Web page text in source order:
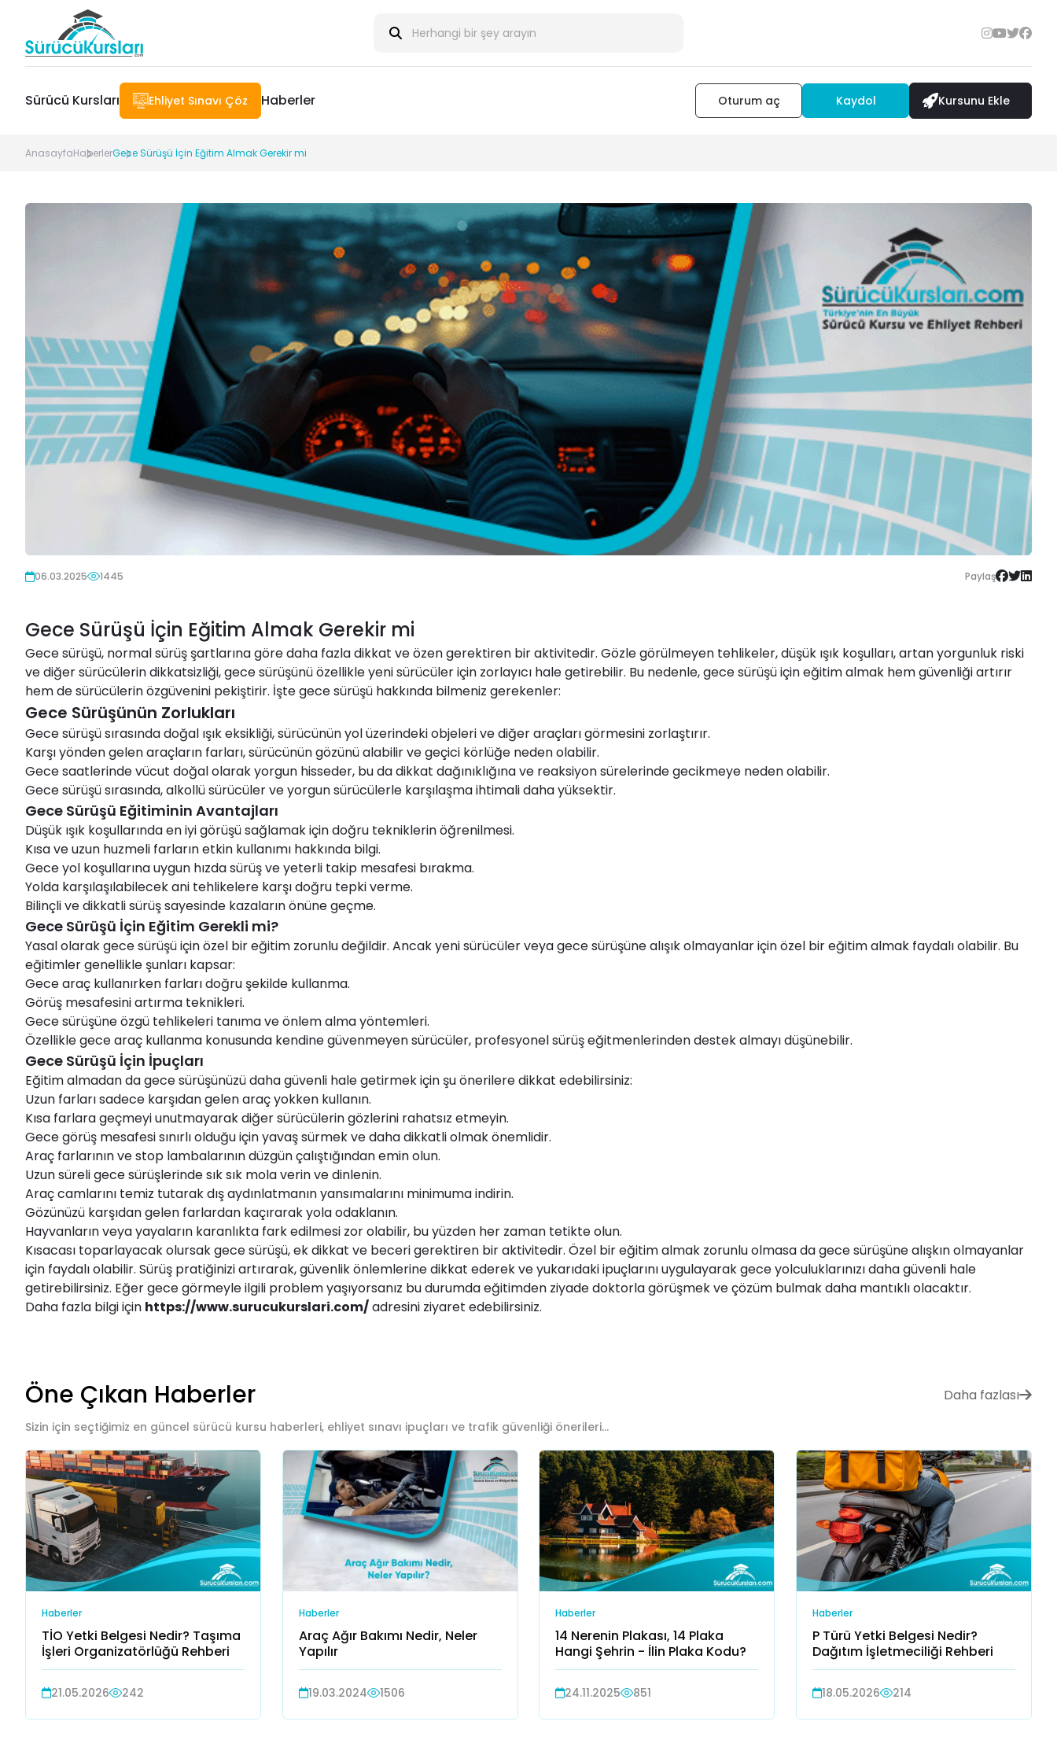
Sürücü Kursları Ehliyet Sınavı Çöz Haberler Oturum aç Kaydol Kursunu Ekle
AnasayfaHaberlerGece Sürüşü İçin Eğitim Almak Gerekir mi
06.03.2025 1445 Paylaş
Gece Sürüşü İçin Eğitim Almak Gerekir mi
Gece sürüşü, normal sürüş şartlarına göre daha fazla dikkat ve özen gerektiren bir aktivitedir. Gözle görülmeyen tehlikeler, düşük ışık koşulları, artan yorgunluk riski
ve diğer sürücülerin dikkatsizliği, gece sürüşünü özellikle yeni sürücüler için zorlayıcı hale getirebilir. Bu nedenle, gece sürüşü için eğitim almak hem güvenliği artırır
hem de sürücülerin özgüvenini pekiştirir. İşte gece sürüşü hakkında bilmeniz gerekenler:
Gece Sürüşünün Zorlukları
Gece sürüşü sırasında doğal ışık eksikliği, sürücünün yol üzerindeki objeleri ve diğer araçları görmesini zorlaştırır.
Karşı yönden gelen araçların farları, sürücünün gözünü alabilir ve geçici körlüğe neden olabilir.
Gece saatlerinde vücut doğal olarak yorgun hisseder, bu da dikkat dağınıklığına ve reaksiyon sürelerinde gecikmeye neden olabilir.
Gece sürüşü sırasında, alkollü sürücüler ve yorgun sürücülerle karşılaşma ihtimali daha yüksektir.
Gece Sürüşü Eğitiminin Avantajları
Düşük ışık koşullarında en iyi görüşü sağlamak için doğru tekniklerin öğrenilmesi.
Kısa ve uzun huzmeli farların etkin kullanımı hakkında bilgi.
Gece yol koşullarına uygun hızda sürüş ve yeterli takip mesafesi bırakma.
Yolda karşılaşılabilecek ani tehlikelere karşı doğru tepki verme.
Bilinçli ve dikkatli sürüş sayesinde kazaların önüne geçme.
Gece Sürüşü İçin Eğitim Gerekli mi?
Yasal olarak gece sürüşü için özel bir eğitim zorunlu değildir. Ancak yeni sürücüler veya gece sürüşüne alışık olmayanlar için özel bir eğitim almak faydalı olabilir. Bu
eğitimler genellikle şunları kapsar:
Gece araç kullanırken farları doğru şekilde kullanma.
Görüş mesafesini artırma teknikleri.
Gece sürüşüne özgü tehlikeleri tanıma ve önlem alma yöntemleri.
Özellikle gece araç kullanma konusunda kendine güvenmeyen sürücüler, profesyonel sürüş eğitmenlerinden destek almayı düşünebilir.
Gece Sürüşü İçin İpuçları
Eğitim almadan da gece sürüşünüzü daha güvenli hale getirmek için şu önerilere dikkat edebilirsiniz:
Uzun farları sadece karşıdan gelen araç yokken kullanın.
Kısa farlara geçmeyi unutmayarak diğer sürücülerin gözlerini rahatsız etmeyin.
Gece görüş mesafesi sınırlı olduğu için yavaş sürmek ve daha dikkatli olmak önemlidir.
Araç farlarının ve stop lambalarının düzgün çalıştığından emin olun.
Uzun süreli gece sürüşlerinde sık sık mola verin ve dinlenin.
Araç camlarını temiz tutarak dış aydınlatmanın yansımalarını minimuma indirin.
Gözünüzü karşıdan gelen farlardan kaçırarak yola odaklanın.
Hayvanların veya yayaların karanlıkta fark edilmesi zor olabilir, bu yüzden her zaman tetikte olun.
Kısacası toparlayacak olursak gece sürüşü, ek dikkat ve beceri gerektiren bir aktivitedir. Özel bir eğitim almak zorunlu olmasa da gece sürüşüne alışkın olmayanlar
için faydalı olabilir. Sürüş pratiğinizi artırarak, güvenlik önlemlerine dikkat ederek ve yukarıdaki ipuçlarını uygulayarak gece yolculuklarınızı daha güvenli hale
getirebilirsiniz. Eğer gece görmeyle ilgili problem yaşıyorsanız bu durumda eğitimden ziyade doktorla görüşmek ve çözüm bulmak daha mantıklı olacaktır.
Daha fazla bilgi için https://www.surucukurslari.com/adresini ziyaret edebilirsiniz.
Öne Çıkan Haberler Daha fazlası
Sizin için seçtiğimiz en güncel sürücü kursu haberleri, ehliyet sınavı ipuçları ve trafik güvenliği önerileri...
Haberler
TİO Yetki Belgesi Nedir? Taşıma
İşleri Organizatörlüğü Rehberi
21.05.2026 242
Haberler
Araç Ağır Bakımı Nedir, Neler
Yapılır
19.03.2024 1506
Haberler
14 Nerenin Plakası, 14 Plaka
Hangi Şehrin - İlin Plaka Kodu?
24.11.2025 851
Haberler
P Türü Yetki Belgesi Nedir?
Dağıtım İşletmeciliği Rehberi
18.05.2026 214